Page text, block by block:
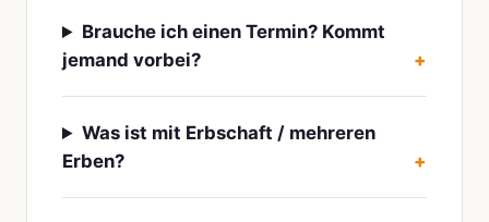
Brauche ich einen Termin? Kommt
jemand vorbei?
Was ist mit Erbschaft / mehreren
Erben?